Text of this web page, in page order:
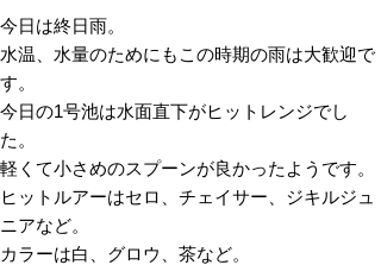
今日は終日雨。
水温、水量のためにもこの時期の雨は大歓迎で
す。
今日の1号池は水面直下がヒットレンジでし
た。
軽くて小さめのスプーンが良かったようです。
ヒットルアーはセロ、チェイサー、ジキルジュ
ニアなど。
カラーは白、グロウ、茶など。